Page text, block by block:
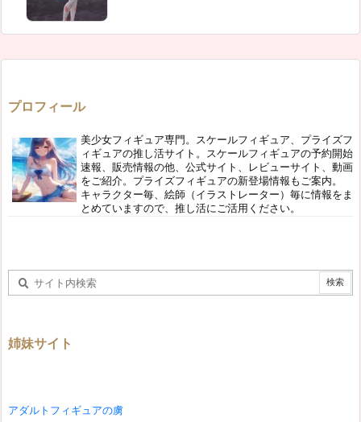
プロフィール
美少女フィギュア専門。スケールフィギュア、プライズフ
ィギュアの推し活サイト。スケールフィギュアの予約開始
速報、販売情報の他、公式サイト、レビューサイト、動画
をご紹介。プライズフィギュアの新登場情報もご案内。
キャラクター毎、絵師（イラストレーター）毎に情報をま
とめていますので、推し活にご活用ください。
姉妹サイト
アダルトフィギュアの虜